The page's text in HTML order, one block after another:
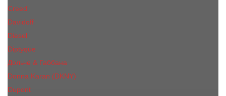
Creed
Davidoff
Diesel
Diptyque
Дольче & Габбана
Donna Karan (DKNY)
Dupont